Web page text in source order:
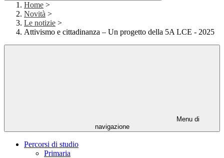
Home >
Novità >
Le notizie >
Attivismo e cittadinanza – Un progetto della 5A LCE - 2025
Menu di
navigazione
Percorsi di studio
Primaria